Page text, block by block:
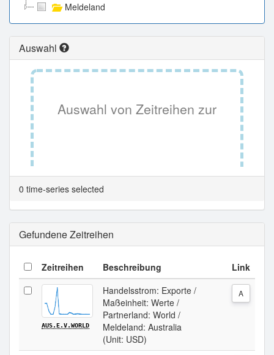
Meldeland
Auswahl
Auswahl von Zeitreihen zur
Tabellenansicht.
0 time-series selected
Gefundene Zeitreihen
Zeitreihen Beschreibung Link
AUS.E.V.WORLD
Handelsstrom: Exporte /
Maßeinheit: Werte /
Partnerland: World /
Meldeland: Australia
(Unit: USD)
A